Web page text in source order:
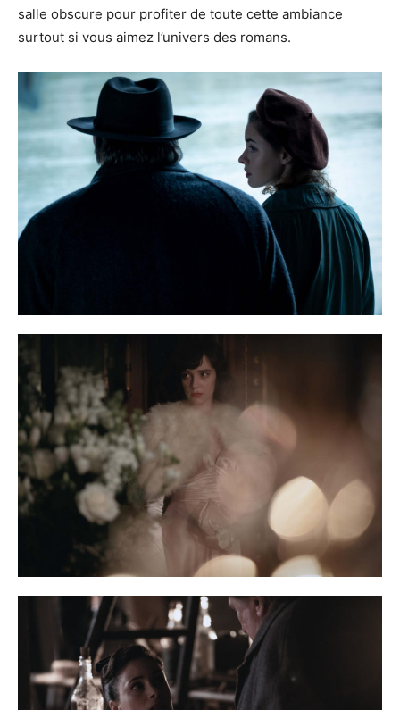
salle obscure pour profiter de toute cette ambiance
surtout si vous aimez l’univers des romans.